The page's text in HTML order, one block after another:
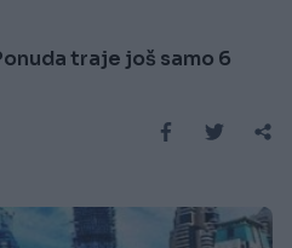
traje još samo 6